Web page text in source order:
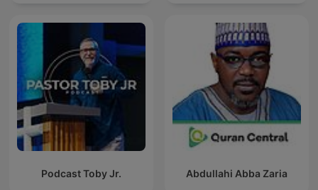
Podcast Toby Jr. Abdullahi Abba Zaria